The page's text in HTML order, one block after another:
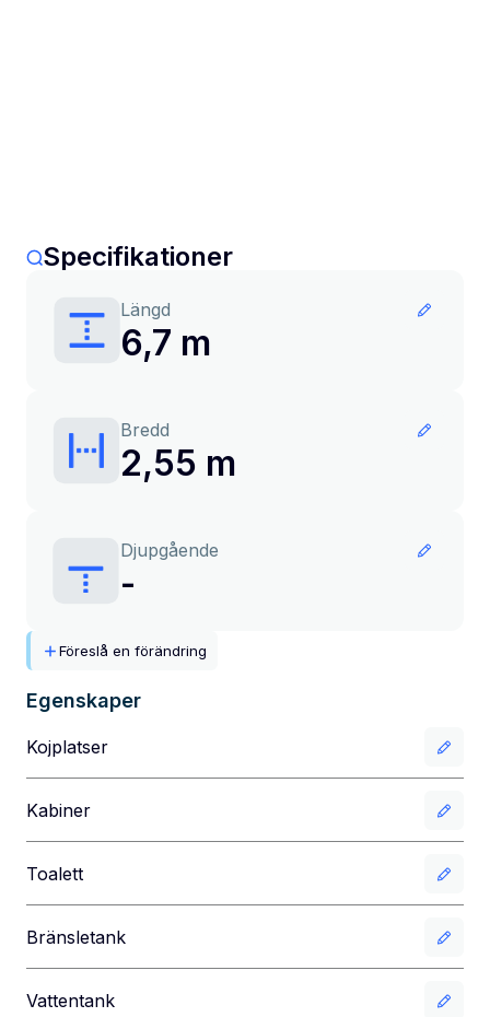
Specifikationer
Längd
6,7 m
Bredd
2,55 m
Djupgående
-
Föreslå en förändring
Egenskaper
Kojplatser
Kabiner
Toalett
Bränsletank
Vattentank